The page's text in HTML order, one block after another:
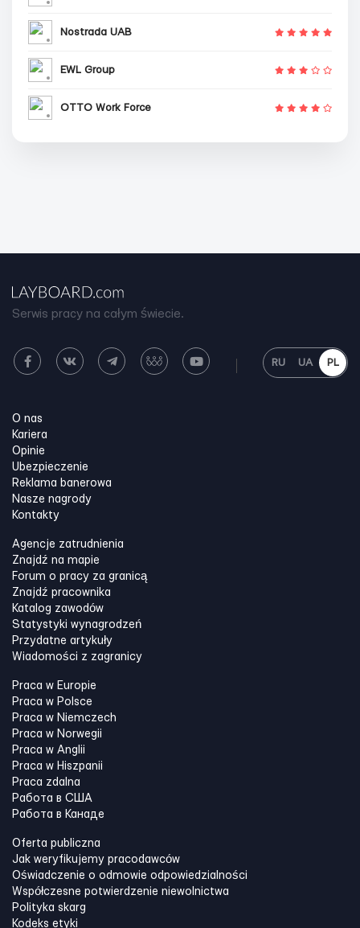
Nostrada UAB
EWL Group
OTTO Work Force
Serwis pracy na całym świecie.
RU UA PL
O nas
Kariera
Opinie
Ubezpieczenie
Reklama banerowa
Nasze nagrody
Kontakty
Agencje zatrudnienia
Znajdź na mapie
Forum o pracy za granicą
Znajdź pracownika
Katalog zawodów
Statystyki wynagrodzeń
Przydatne artykuły
Wiadomości z zagranicy
Praca w Europie
Praca w Polsce
Praca w Niemczech
Praca w Norwegii
Praca w Anglii
Praca w Hiszpanii
Praca zdalna
Работа в США
Работа в Канадe
Oferta publiczna
Jak weryfikujemy pracodawców
Oświadczenie o odmowie odpowiedzialności
Współczesne potwierdzenie niewolnictwa
Polityka skarg
Kodeks etyki